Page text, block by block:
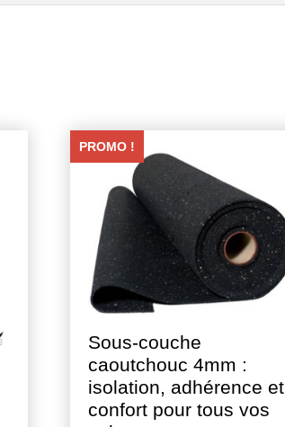
PROMO !
Sous-couche
caoutchouc 4mm :
isolation, adhérence et
confort pour tous vos